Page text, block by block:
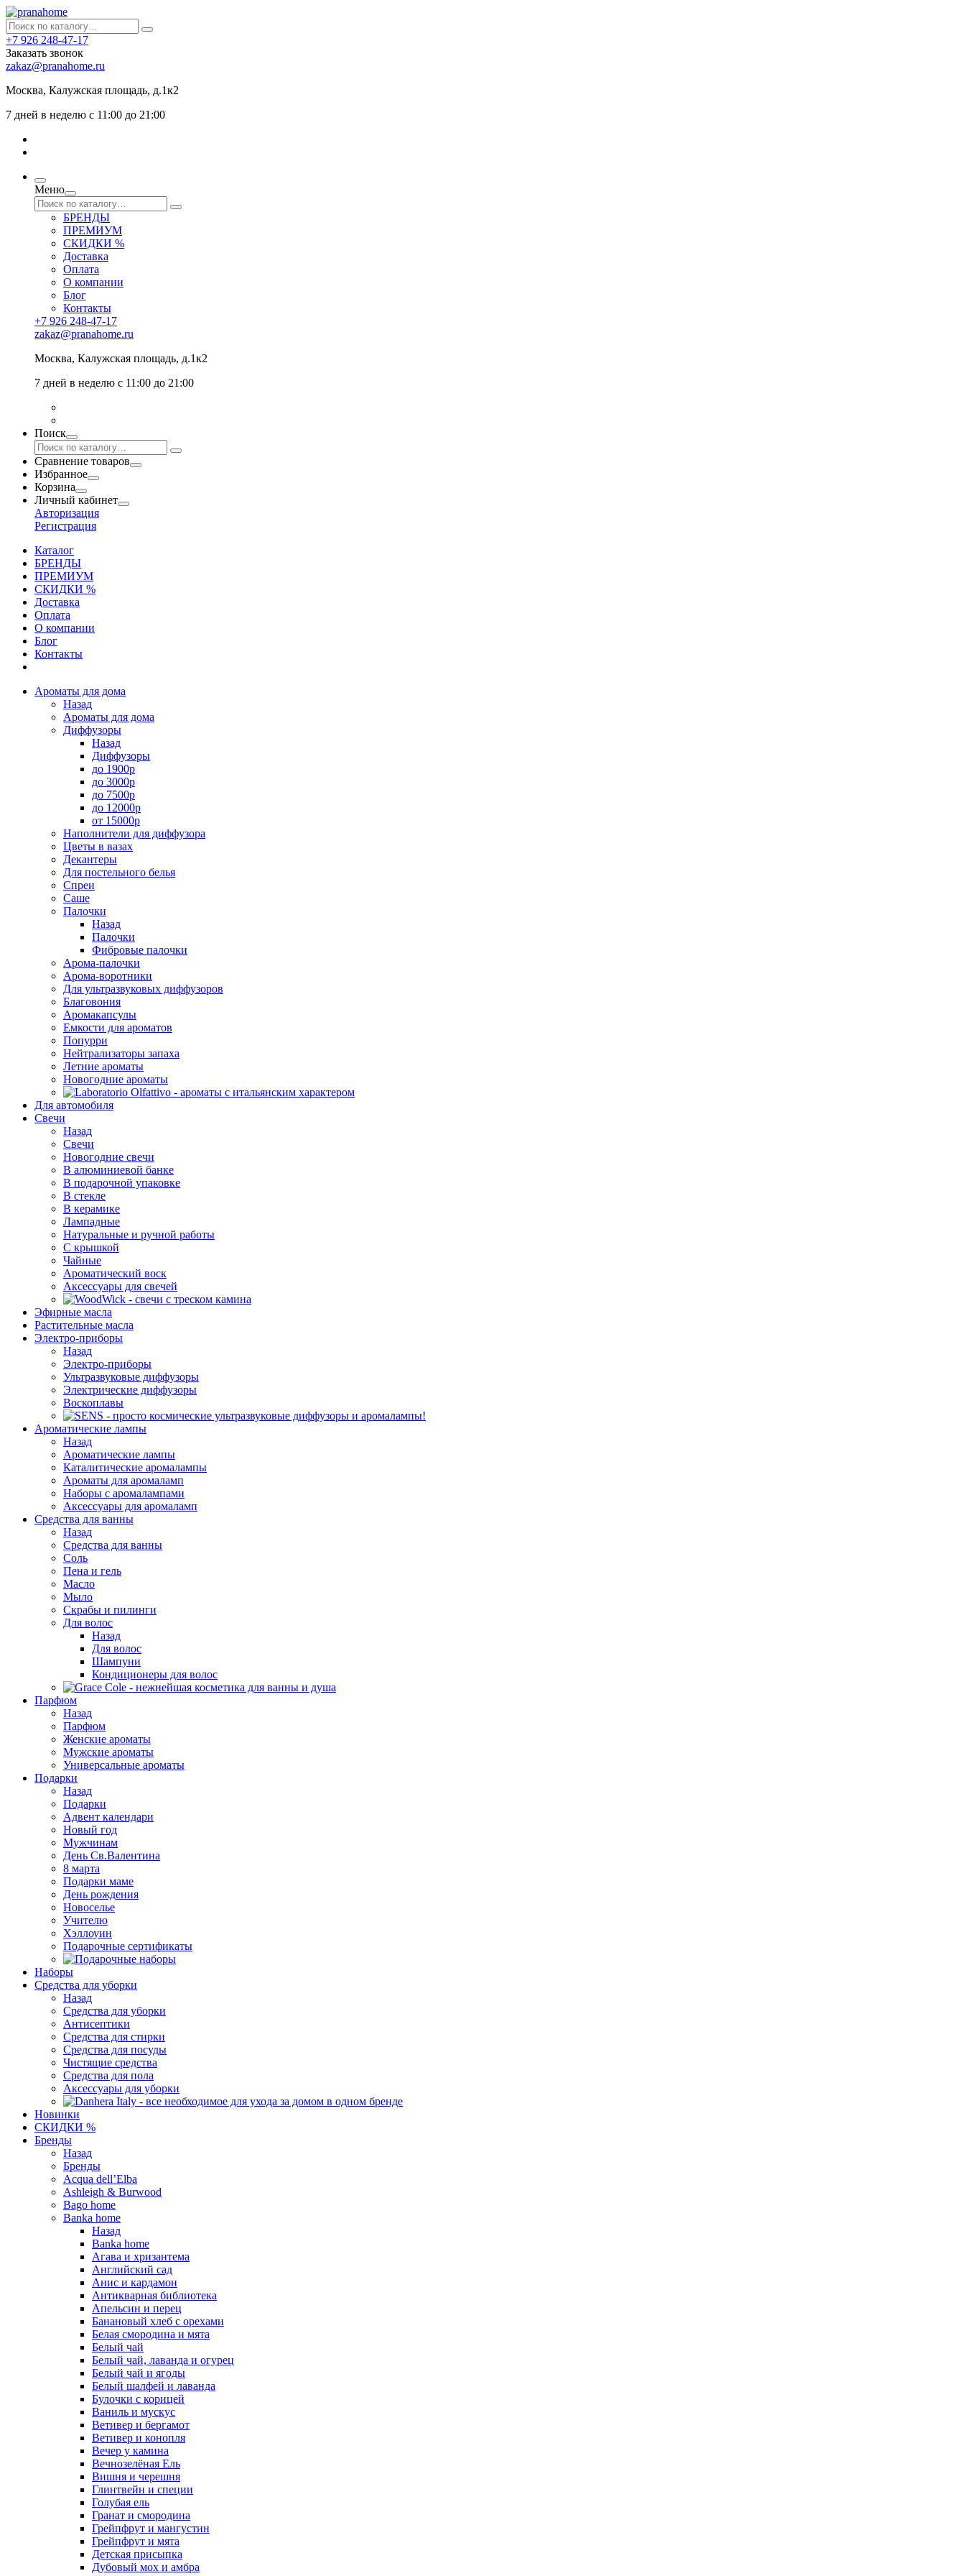
+7 926 248-47-17
Заказать звонок
zakaz@pranahome.ru
Москва, Калужская площадь, д.1к2
7 дней в неделю с 11:00 до 21:00
Меню
БРЕНДЫ
ПРЕМИУМ
СКИДКИ %
Доставка
Оплата
О компании
Блог
Контакты
+7 926 248-47-17
zakaz@pranahome.ru
Москва, Калужская площадь, д.1к2
7 дней в неделю с 11:00 до 21:00
Поиск
Сравнение товаров
Избранное
Корзина
Личный кабинет
Авторизация
Регистрация
Каталог
БРЕНДЫ
ПРЕМИУМ
СКИДКИ %
Доставка
Оплата
О компании
Блог
Контакты
Ароматы для дома
Назад
Ароматы для дома
Диффузоры
Назад
Диффузоры
до 1900р
до 3000р
до 7500р
до 12000р
от 15000р
Наполнители для диффузора
Цветы в вазах
Декантеры
Для постельного белья
Спреи
Саше
Палочки
Назад
Палочки
Фибровые палочки
Арома-палочки
Арома-воротники
Для ультразвуковых диффузоров
Благовония
Аромакапсулы
Емкости для ароматов
Попурри
Нейтрализаторы запаха
Летние ароматы
Новогодние ароматы
Для автомобиля
Свечи
Назад
Свечи
Новогодние свечи
В алюминиевой банке
В подарочной упаковке
В стекле
В керамике
Лампадные
Натуральные и ручной работы
С крышкой
Чайные
Ароматический воск
Аксессуары для свечей
Эфирные масла
Растительные масла
Электро-приборы
Назад
Электро-приборы
Ультразвуковые диффузоры
Электрические диффузоры
Воскоплавы
Ароматические лампы
Назад
Ароматические лампы
Каталитические аромалампы
Ароматы для аромаламп
Наборы с аромалампами
Аксессуары для аромаламп
Средства для ванны
Назад
Средства для ванны
Соль
Пена и гель
Масло
Мыло
Скрабы и пилинги
Для волос
Назад
Для волос
Шампуни
Кондиционеры для волос
Парфюм
Назад
Парфюм
Женские ароматы
Мужские ароматы
Универсальные ароматы
Подарки
Назад
Подарки
Адвент календари
Новый год
Мужчинам
День Св.Валентина
8 марта
Подарки маме
День рождения
Новоселье
Учителю
Хэллоуин
Подарочные сертификаты
Наборы
Средства для уборки
Назад
Средства для уборки
Антисептики
Средства для стирки
Средства для посуды
Чистящие средства
Средства для пола
Аксессуары для уборки
Новинки
СКИДКИ %
Бренды
Назад
Бренды
Acqua dell’Elba
Ashleigh & Burwood
Bago home
Banka home
Назад
Banka home
Агава и хризантема
Английский сад
Анис и кардамон
Антикварная библиотека
Апельсин и перец
Банановый хлеб с орехами
Белая смородина и мята
Белый чай
Белый чай, лаванда и огурец
Белый чай и ягоды
Белый шалфей и лаванда
Булочки с корицей
Ваниль и мускус
Ветивер и бергамот
Ветивер и конопля
Вечер у камина
Вечнозелёная Ель
Вишня и черешня
Глинтвейн и специи
Голубая ель
Гранат и смородина
Грейпфрут и мангустин
Грейпфрут и мята
Детская присыпка
Дубовый мох и амбра